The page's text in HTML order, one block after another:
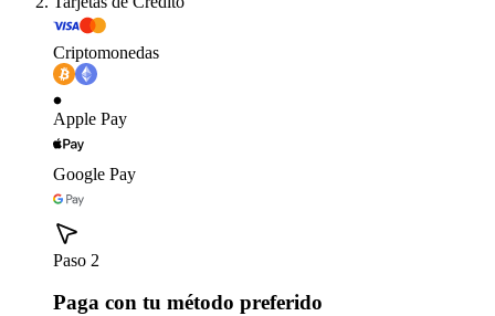
Criptomonedas
Apple Pay
Google Pay
Paso 2
Paga con tu método preferido